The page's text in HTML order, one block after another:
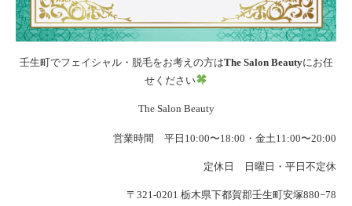
壬生町でフェイシャル・脱毛をお考えの方はThe Salon Beautyにお任
せください
The Salon Beauty
営業時間 平日10:00〜18:00・金土11:00〜20:00
定休日 日曜日・平日不定休
〒321-0201 栃木県下都賀郡壬生町安塚880−78